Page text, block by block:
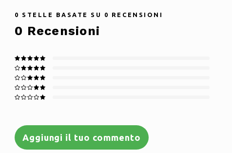
0 STELLE BASATE SU 0 RECENSIONI
0 Recensioni
Aggiungi il tuo commento